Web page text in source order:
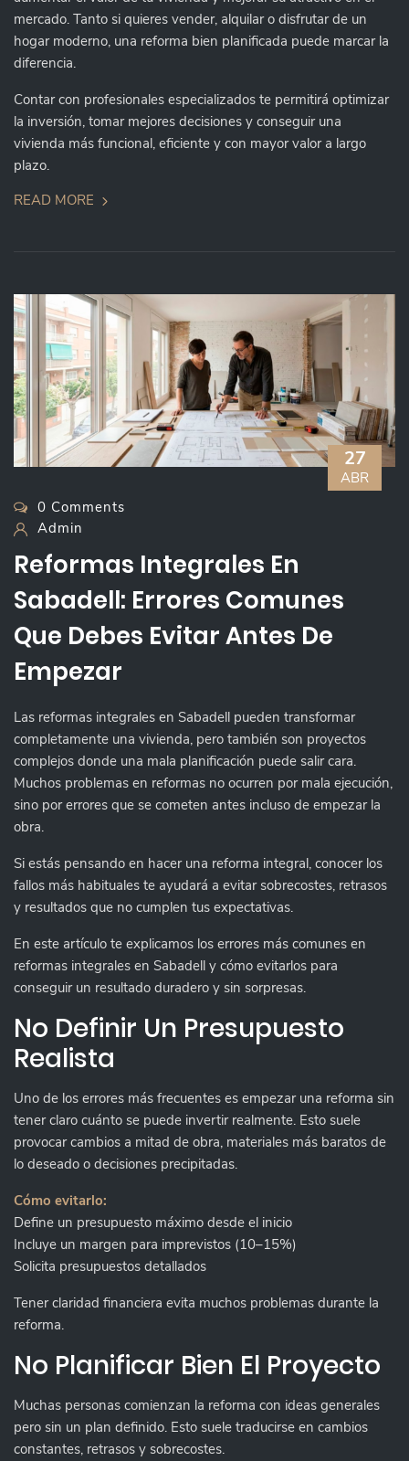
mercado. Tanto si quieres vender, alquilar o disfrutar de un
hogar moderno, una reforma bien planificada puede marcar la
diferencia.
Contar con profesionales especializados te permitirá optimizar
la inversión, tomar mejores decisiones y conseguir una
vivienda más funcional, eficiente y con mayor valor a largo
plazo.
READ MORE
27
ABR
0 Comments
Admin
Reformas Integrales En
Sabadell: Errores Comunes
Que Debes Evitar Antes De
Empezar
Las reformas integrales en Sabadell pueden transformar
completamente una vivienda, pero también son proyectos
complejos donde una mala planificación puede salir cara.
Muchos problemas en reformas no ocurren por mala ejecución,
sino por errores que se cometen antes incluso de empezar la
obra.
Si estás pensando en hacer una reforma integral, conocer los
fallos más habituales te ayudará a evitar sobrecostes, retrasos
y resultados que no cumplen tus expectativas.
En este artículo te explicamos los errores más comunes en
reformas integrales en Sabadell y cómo evitarlos para
conseguir un resultado duradero y sin sorpresas.
No Definir Un Presupuesto
Realista
Uno de los errores más frecuentes es empezar una reforma sin
tener claro cuánto se puede invertir realmente. Esto suele
provocar cambios a mitad de obra, materiales más baratos de
lo deseado o decisiones precipitadas.
Cómo evitarlo:
Define un presupuesto máximo desde el inicio
Incluye un margen para imprevistos (10–15%)
Solicita presupuestos detallados
Tener claridad financiera evita muchos problemas durante la
reforma.
No Planificar Bien El Proyecto
Muchas personas comienzan la reforma con ideas generales
pero sin un plan definido. Esto suele traducirse en cambios
constantes, retrasos y sobrecostes.